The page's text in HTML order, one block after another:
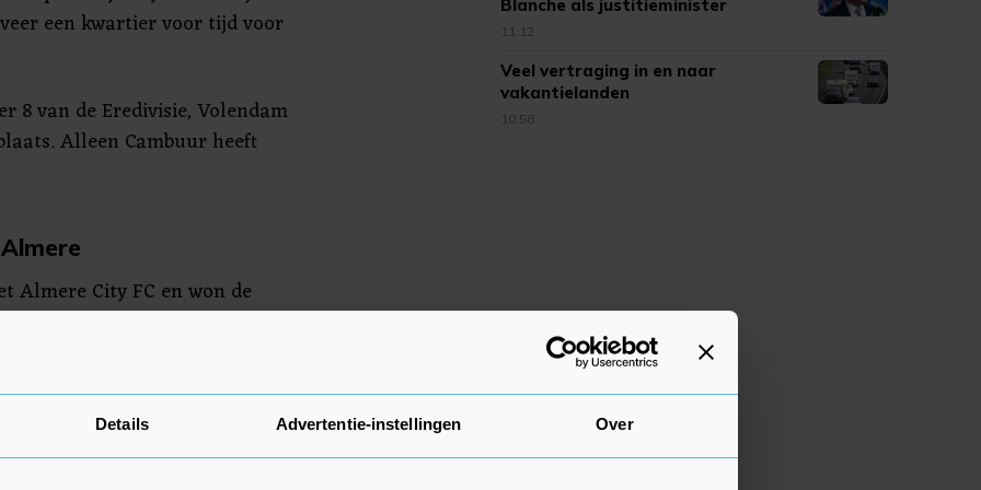
Details Advertentie-instellingen Over
een kwartier voor tijd voor
8 van de Eredivisie, Volendam
Alleen Cambuur heeft
Almere City FC en won de
van de club uit de
van Oussama Tannane,
divisie.
Blanche als justitieminister
11:12
Veel vertraging in en naar
vakantielanden
10:58